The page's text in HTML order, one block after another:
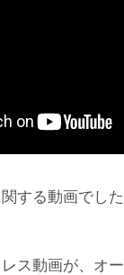
する動画でし
ス動画が、オ